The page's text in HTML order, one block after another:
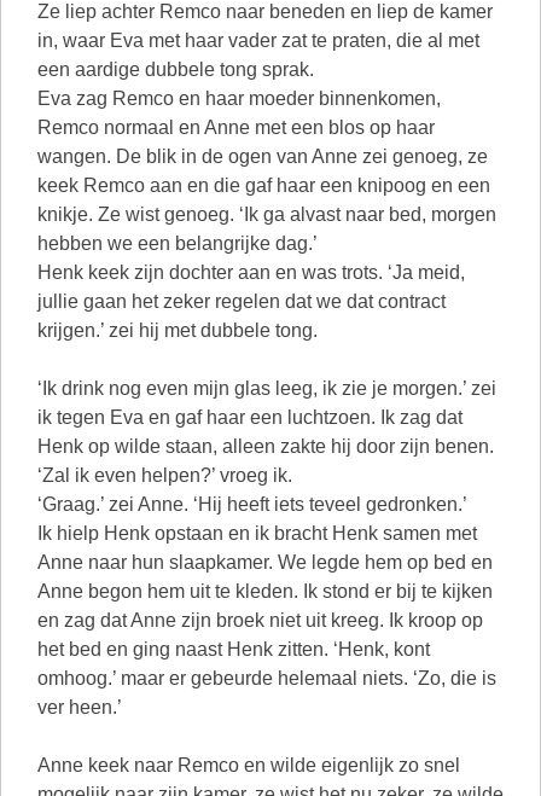
Ze liep achter Remco naar beneden en liep de kamer
in, waar Eva met haar vader zat te praten, die al met
een aardige dubbele tong sprak.
Eva zag Remco en haar moeder binnenkomen,
Remco normaal en Anne met een blos op haar
wangen. De blik in de ogen van Anne zei genoeg, ze
keek Remco aan en die gaf haar een knipoog en een
knikje. Ze wist genoeg. ‘Ik ga alvast naar bed, morgen
hebben we een belangrijke dag.’
Henk keek zijn dochter aan en was trots. ‘Ja meid,
jullie gaan het zeker regelen dat we dat contract
krijgen.’ zei hij met dubbele tong.
‘Ik drink nog even mijn glas leeg, ik zie je morgen.’ zei
ik tegen Eva en gaf haar een luchtzoen. Ik zag dat
Henk op wilde staan, alleen zakte hij door zijn benen.
‘Zal ik even helpen?’ vroeg ik.
‘Graag.’ zei Anne. ‘Hij heeft iets teveel gedronken.’
Ik hielp Henk opstaan en ik bracht Henk samen met
Anne naar hun slaapkamer. We legde hem op bed en
Anne begon hem uit te kleden. Ik stond er bij te kijken
en zag dat Anne zijn broek niet uit kreeg. Ik kroop op
het bed en ging naast Henk zitten. ‘Henk, kont
omhoog.’ maar er gebeurde helemaal niets. ‘Zo, die is
ver heen.’
Anne keek naar Remco en wilde eigenlijk zo snel